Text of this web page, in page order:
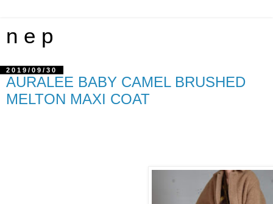
n e p
2019/09/30
AURALEE BABY CAMEL BRUSHED
MELTON MAXI COAT